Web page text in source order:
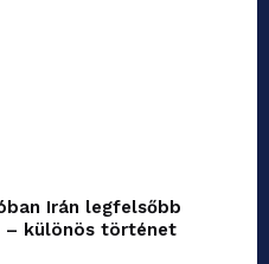
Irán legfelsőbb
különös történet